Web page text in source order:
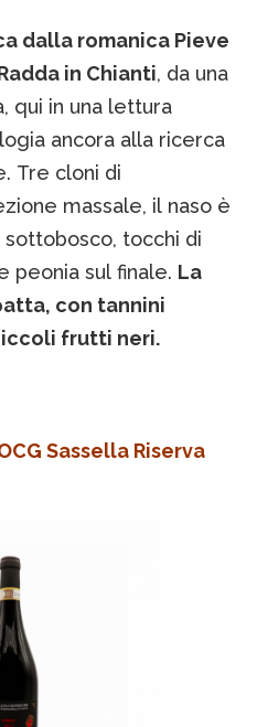
dalla romanica Pieve
in Chianti, da una
qui in una lettura
ancora alla ricerca
Tre cloni di
massale, il naso è
tocchi di
peonia sul finale. La
con tannini
frutti neri.
Sassella Riserva